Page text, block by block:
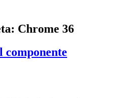
Chrome 36
componente